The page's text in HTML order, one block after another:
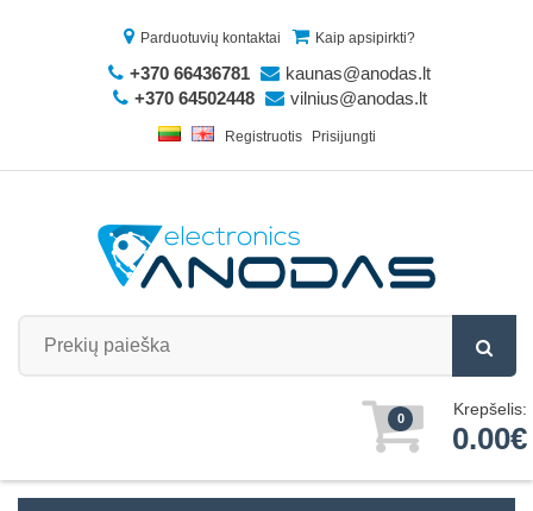
Parduotuvių kontaktai Kaip apsipirkti?
+370 66436781
kaunas@anodas.lt
+370 64502448
vilnius@anodas.lt
Registruotis Prisijungti
0 Krepšelis:
0.00€